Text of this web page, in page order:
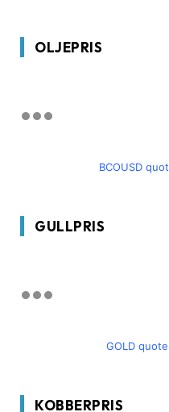
OLJEPRIS
BCOUSD
GULLPRIS
GOLD
KOBBERPRIS